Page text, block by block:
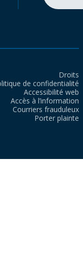
Droits
de confidentialité
Accessibilité web
Accès à l’information
Courriers frauduleux
Porter plainte